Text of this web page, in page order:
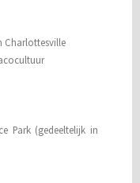
Charlottesville
Park (gedeeltelijk in